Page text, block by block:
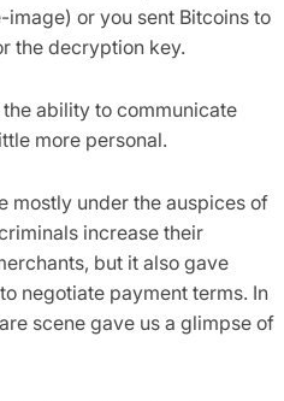
or you sent Bitcoins to
the decryption key.
ability to communicate
more personal.
mostly under the auspices of
increase their
but it also gave
negotiate payment terms. In
scene gave us a glimpse of